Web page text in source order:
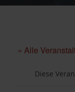
« Alle
Diese